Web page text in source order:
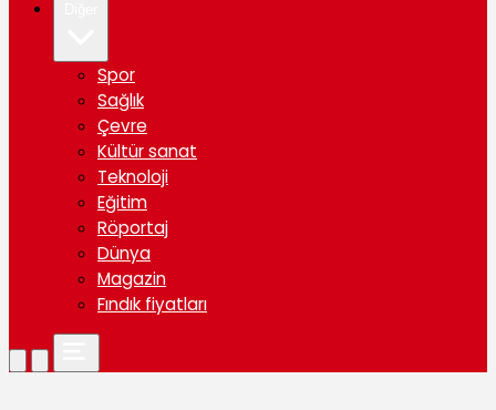
Spor
Sağlık
Çevre
Kültür sanat
Teknoloji
Eğitim
Röportaj
Dünya
Magazin
Fındık fiyatları